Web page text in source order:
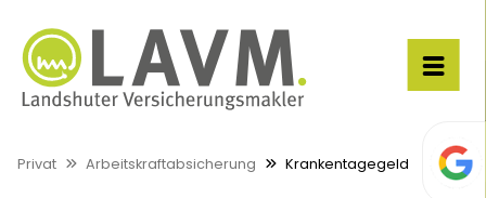
Privat Arbeitskraftabsicherung Krankentagegeld